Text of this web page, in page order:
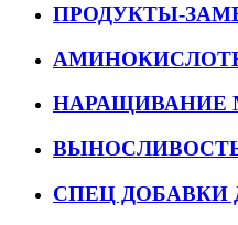
ПРОДУКТЫ-
СПЕЦ ДОБАВКИ